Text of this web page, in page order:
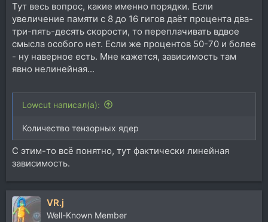
Тут весь вопрос, какие именно порядки. Если
увеличение памяти с 8 до 16 гигов даёт процента два-
три-пять-десять скорости, то переплачивать вдвое
смысла особого нет. Если же процентов 50-70 и более
- ну наверное есть. Мне кажется, зависимость там
явно нелинейная...
Lowcut написал(а):
Количество тензорных ядер
С этим-то всё понятно, тут фактически линейная
зависимость.
VR.j
Well-Known Member